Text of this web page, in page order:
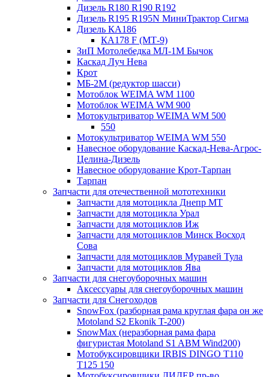
Дизель R180 R190 R192
Дизель R195 R195N МиниТрактор Сигма
Дизель КА186
КА178 F (МТ-9)
ЗиП Мотолебедка МЛ-1М Бычок
Каскад Луч Нева
Крот
МБ-2М (редуктор шасси)
Мотоблок WEIMA WM 1100
Мотоблок WEIMA WM 900
Мотокультриватор WEIMA WM 500
550
Мотокультриватор WEIMA WM 550
Навесное оборудование Каскад-Нева-Агрос-
Целина-Дизель
Навесное оборудование Крот-Тарпан
Тарпан
Запчасти для отечественной мототехники
Запчасти для мотоцикла Днепр МТ
Запчасти для мотоцикла Урал
Запчасти для мотоциклов Иж
Запчасти для мотоциклов Минск Восход
Сова
Запчасти для мотоциклов Муравей Тула
Запчасти для мотоциклов Ява
Запчасти для снегоуборочных машин
Аксессуары для снегоуборочных машин
Запчасти для Снегоходов
SnowFox (разборная рама круглая фара он же
Motoland S2 Ekonik T-200)
SnowMax (неразборная рама фара
фигуристая Motoland S1 ABM Wind200)
Мотобуксировщики IRBIS DINGO Т110
Т125 150